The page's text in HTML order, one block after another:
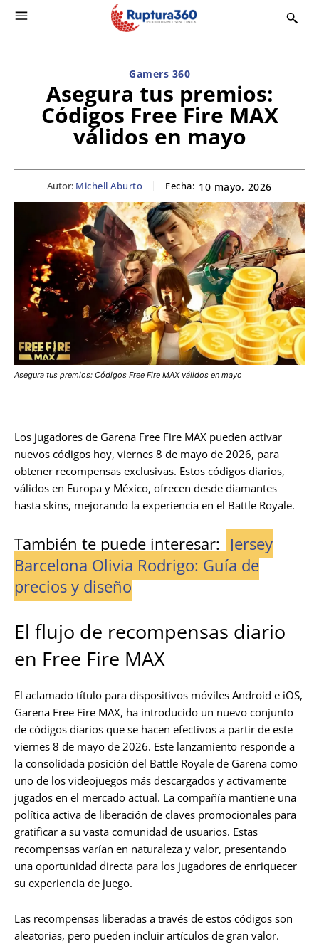
Gamers 360
Asegura tus premios:
Códigos Free Fire MAX
válidos en mayo
Autor: Michell Aburto Fecha: 10 mayo, 2026
Asegura tus premios: Códigos Free Fire MAX válidos en mayo
Los jugadores de Garena Free Fire MAX pueden activar
nuevos códigos hoy, viernes 8 de mayo de 2026, para
obtener recompensas exclusivas. Estos códigos diarios,
válidos en Europa y México, ofrecen desde diamantes
hasta skins, mejorando la experiencia en el Battle Royale.
También te puede interesar: Jersey
Barcelona Olivia Rodrigo: Guía de
precios y diseño
El flujo de recompensas diario
en Free Fire MAX
El aclamado título para dispositivos móviles Android e iOS,
Garena Free Fire MAX, ha introducido un nuevo conjunto
de códigos diarios que se hacen efectivos a partir de este
viernes 8 de mayo de 2026. Este lanzamiento responde a
la consolidada posición del Battle Royale de Garena como
uno de los videojuegos más descargados y activamente
jugados en el mercado actual. La compañía mantiene una
política activa de liberación de claves promocionales para
gratificar a su vasta comunidad de usuarios. Estas
recompensas varían en naturaleza y valor, presentando
una oportunidad directa para los jugadores de enriquecer
su experiencia de juego.
Las recompensas liberadas a través de estos códigos son
aleatorias, pero pueden incluir artículos de gran valor.